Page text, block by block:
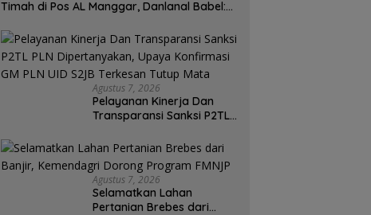
Timah di Pos AL Manggar, Danlanal Babel:
Agustus 7, 2026
Pelayanan Kinerja Dan
Transparansi Sanksi P2TL
Konfirmasi GM PLN UID
S2JB Terkesan Tutup Mata
Agustus 7, 2026
Selamatkan Lahan
Pertanian Brebes dari